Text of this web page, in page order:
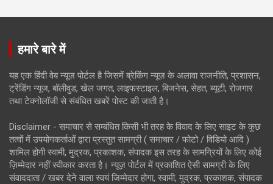
हमारे बारे में
यह एक हिंदी वेब न्यूज़ पोर्टल है जिसमें ब्रेकिंग न्यूज़ के अलावा राजनीति, प्रशासन,
ट्रेंडिंग न्यूज, बॉलीवुड, खेल जगत, लाइफस्टाइल, बिजनेस, सेहत, ब्यूटी, रोजगार
तथा टेक्नोलॉजी से संबंधित खबरें पोस्ट की जाती है।
Disclaimer - समाचार से सम्बंधित किसी भी तरह के विवाद के लिए साइट के कुछ
तत्वों में उपयोगकर्ताओं द्वारा प्रस्तुत सामग्री ( समाचार / फोटो / विडियो आदि )
शामिल होगी स्वामी, मुद्रक, प्रकाशक, संपादक इस तरह के सामग्रियों के लिए कोई
ज़िम्मेदार नहीं स्वीकार करता है। न्यूज़ पोर्टल में प्रकाशित ऐसी सामग्री के लिए
संवाददाता / खबर देने वाला स्वयं जिम्मेदार होगा, स्वामी, मुद्रक, प्रकाशक, संपादक